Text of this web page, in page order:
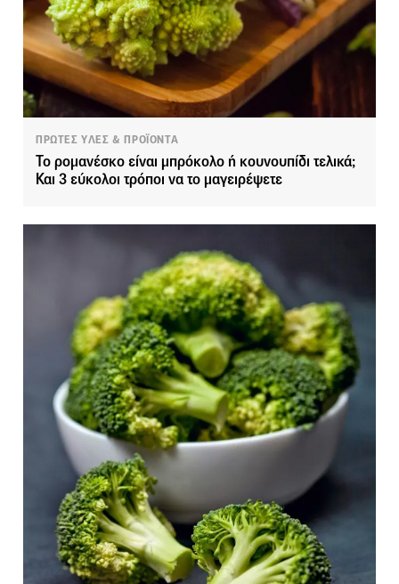
ΠΡΩΤΕΣ ΥΛΕΣ & ΠΡΟΪΟΝΤΑ
Το ρομανέσκο είναι μπρόκολο ή κουνουπίδι τελικά;
Και 3 εύκολοι τρόποι να το μαγειρέψετε